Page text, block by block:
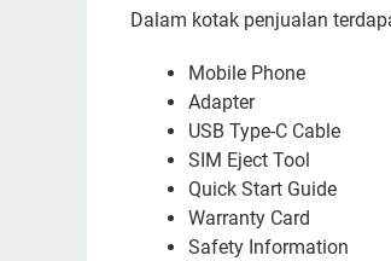
Dalam kotak penjualan
Mobile Phone
Adapter
USB Type-C Cable
SIM Eject Tool
Quick Start Guide
Warranty Card
Safety Information